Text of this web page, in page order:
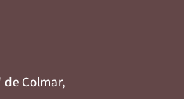
Colmar,